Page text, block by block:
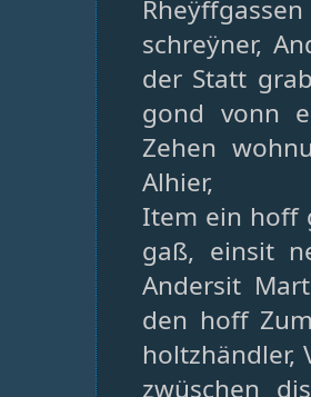
schreÿner,
der Statt
gond vonn
Zehen
Alhier,
Item ein hoff
gaß, einsit
Andersit
den hoff
holtzhändler,
zwüschen